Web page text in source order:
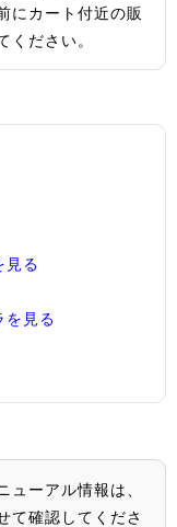
にカート付近の販
ください。
見る
を見る
ーアル情報は、
て確認してくださ